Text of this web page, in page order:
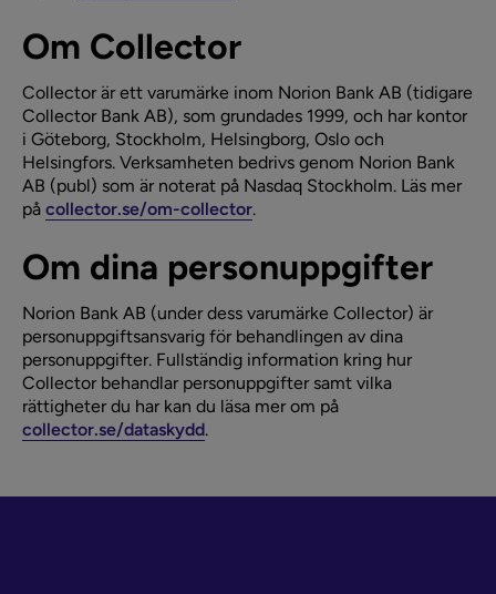
Om Collector
Collector är ett varumärke inom Norion Bank AB (tidigare
Collector Bank AB), som grundades 1999, och har kontor
i Göteborg, Stockholm, Helsingborg, Oslo och
Helsingfors. Verksamheten bedrivs genom Norion Bank
AB (publ) som är noterat på Nasdaq Stockholm. Läs mer
på collector.se/om-collector.
Om dina personuppgifter
Norion Bank AB (under dess varumärke Collector) är
personuppgiftsansvarig för behandlingen av dina
personuppgifter. Fullständig information kring hur
Collector behandlar personuppgifter samt vilka
rättigheter du har kan du läsa mer om på
collector.se/dataskydd.